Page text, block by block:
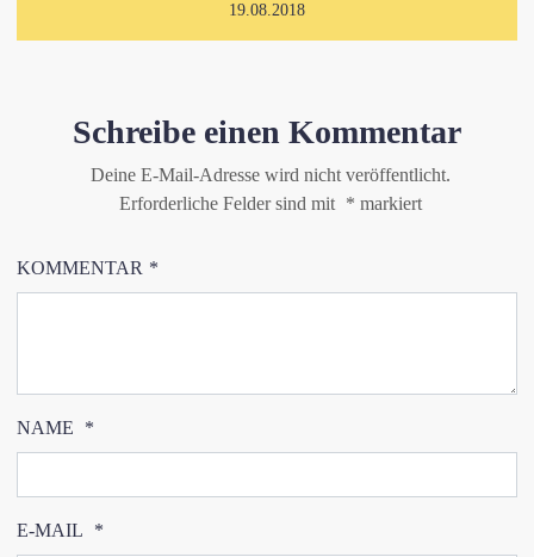
19.08.2018
Schreibe einen Kommentar
Deine E-Mail-Adresse wird nicht veröffentlicht.
Erforderliche Felder sind mit * markiert
KOMMENTAR *
NAME *
E-MAIL *